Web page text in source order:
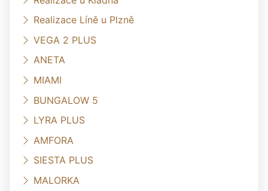
Realizace Líně u Plzně
VEGA 2 PLUS
ANETA
MIAMI
BUNGALOW 5
LYRA PLUS
AMFORA
SIESTA PLUS
MALORKA